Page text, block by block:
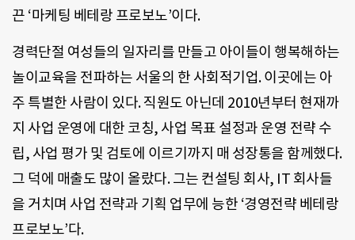
끈 ‘마케팅 베테랑 프로보노’이다.
경력단절 여성들의 일자리를 만들고 아이들이 행복해하는
놀이교육을 전파하는 서울의 한 사회적기업. 이곳에는 아
주 특별한 사람이 있다. 직원도 아닌데 2010년부터 현재까
지 사업 운영에 대한 코칭, 사업 목표 설정과 운영 전략 수
립, 사업 평가 및 검토에 이르기까지 매 성장통을 함께했다.
그 덕에 매출도 많이 올랐다. 그는 컨설팅 회사, IT 회사들
을 거치며 사업 전략과 기획 업무에 능한 ‘경영전략 베테랑
프로보노’다.